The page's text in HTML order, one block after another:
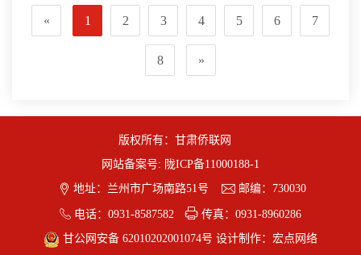
开放
« 1 2 3 4 5 6 7
8 »
版权所有：甘肃侨联网
网站备案号: 陇ICP备11000188-1
 地址：兰州市广场南路51号  邮编：730030
 电话：0931-8587582 传真：0931-8960286
甘公网安备 62010202001074号 设计制作： 宏点网络